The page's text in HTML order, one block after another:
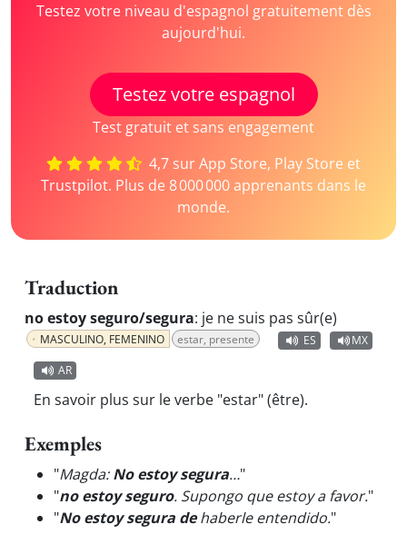
Testez votre niveau d'espagnol gratuitement dès
aujourd'hui.
Testez votre espagnol
Test gratuit et sans engagement
4,7 sur App Store, Play Store et
Trustpilot. Plus de 8 000 000 apprenants dans le
monde.
Traduction
no estoy seguro/segura: je ne suis pas sûr(e)
MASCULINO, FEMENINO estar, presente ES
MX
AR
En savoir plus sur le verbe "estar" (être).
Exemples
"Magda:No estoy segura…"
"no estoy seguro. Supongo que estoy a favor."
"No estoy segura dehaberle entendido."